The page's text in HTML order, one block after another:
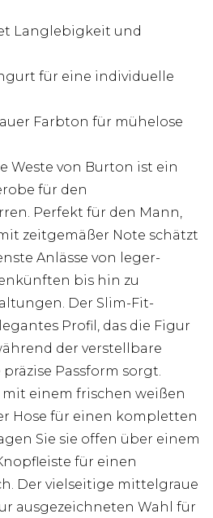
Langlebigkeit und
für eine individuelle
Farbton für mühelose
Weste von Burton ist ein
für den
Perfekt für den Mann,
zeitgemäßer Note schätzt
Anlässe von leger-
bis hin zu
Der Slim-Fit-
Profil, das die Figur
der verstellbare
Passform sorgt.
mit einem frischen weißen
Hose für einen kompletten
Sie sie offen über einem
für einen
Der vielseitige mittelgraue
ausgezeichneten Wahl für